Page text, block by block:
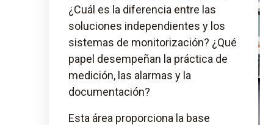
¿Cuál es la diferencia entre las
soluciones independientes y los
sistemas de monitorización? ¿Qué
papel desempeñan la práctica de
medición, las alarmas y la
documentación?
Esta área proporciona la base